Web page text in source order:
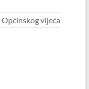
vijeća